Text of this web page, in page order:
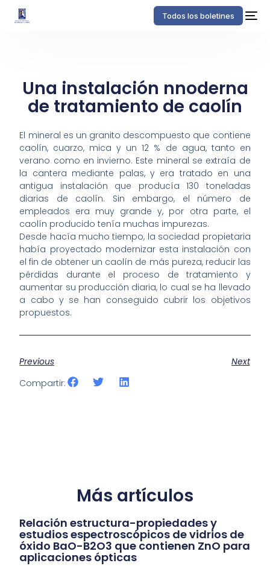
Todos los boletines
Una instalación nnoderna
de tratamiento de caolín
El mineral es un granito descompuesto que contiene
caolín, cuarzo, mica y un 12 % de agua, tanto en
verano como en invierno. Este mineral se extraía de
la cantera mediante palas, y era tratado en una
antigua instalación que producía 130 toneladas
diarias de caolín. Sin embargo, el número de
empleados era muy grande y, por otra parte, el
caolín producido tenía muchas impurezas.
Desde hacía mucho tiempo, la sociedad propietaria
había proyectado modernizar esta instalación con
el fin de obtener un caolín de más pureza, reducir las
pérdidas durante el proceso de tratamiento y
aumentar su producción diaria, lo cual se ha llevado
a cabo y se han conseguido cubrir los objetivos
propuestos.
Previous
Next
Compartir:
Más artículos
Relación estructura-propiedades y
estudios espectroscópicos de vidrios de
óxido BaO-B2O3 que contienen ZnO para
aplicaciones ópticas